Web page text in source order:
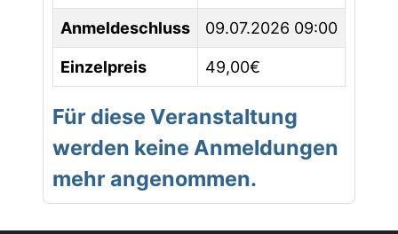
Anmeldeschluss 09.07.2026 09:00
Einzelpreis 49,00€
Für diese Veranstaltung
werden keine Anmeldungen
mehr angenommen.